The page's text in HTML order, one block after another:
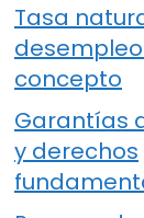
Tasa
concepto
Garantías
y derechos